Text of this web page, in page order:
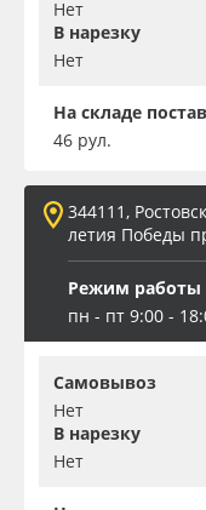
Нет
В нарезку
Нет
На складе
46 рул.
344111,
летия Победы
Режим работы
пн - пт 9:00 -
Самовывоз
Нет
В нарезку
Нет